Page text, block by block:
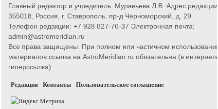
Главный редактор и учредитель: Муравьева Л.В. Адрес
355018, Россия, г. Ставрополь, пр-д Черноморский, д. 29
Телефон редакции: +7 928 827-76-37 Электронная почта:
admin@astromeridian.ru
Все права защищены. При полном или частичном
материалов ссылка на AstroMeridian.ru обязательна (в
гиперссылка).
Редакция Контакты Пользовательское соглашение